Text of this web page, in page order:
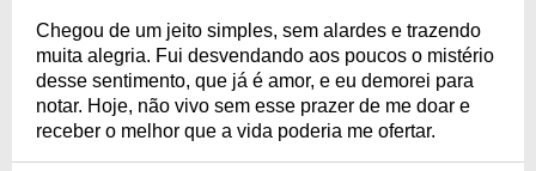
Chegou de um jeito simples, sem alardes e trazendo
muita alegria. Fui desvendando aos poucos o mistério
desse sentimento, que já é amor, e eu demorei para
notar. Hoje, não vivo sem esse prazer de me doar e
receber o melhor que a vida poderia me ofertar.